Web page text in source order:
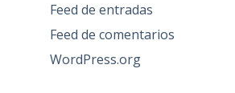
Feed de entradas
Feed de comentarios
WordPress.org